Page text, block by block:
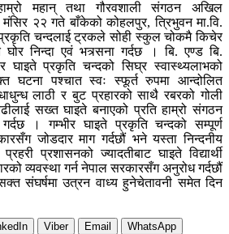
महान् तथा गौरवशाली संगठन अखिल
मंसिर २२ गते बाँकेको कोहलपुर, त्रिभुवन मा.वि.
प्रकृति चन्दलाई ट्रकले सोही स्कुल चोकमै किचेर
घोर निन्दा एवं भत्र्सना गर्दछ । बि. एण्ड बि.
घाइते प्रकृति चन्दको सिघ्र स्वास्थ्यलाभको
घटना पश्चात स्वः स्फूर्त रुपमा आन्दोलित
लाठी र बुट प्रहारको साथै रबरको गोली
सख्त घाइते बनाएको प्रति हाम्रो संगठन
। गम्भीर घाइते प्रकृति चन्दको सम्पूर्ण
जोडदार माग गर्दछौं भने यस्ता निन्दनीय
प्रशासनको ज्यादतीबाट घाइते विद्यार्थी
व्यवस्था गर्न नेपाल सरकारसँग अनुरोध गर्दछौं
संघर्षमा उत्रन वाध्य हुनेचेतावनी समेत दिन
Viber Email WhatsApp